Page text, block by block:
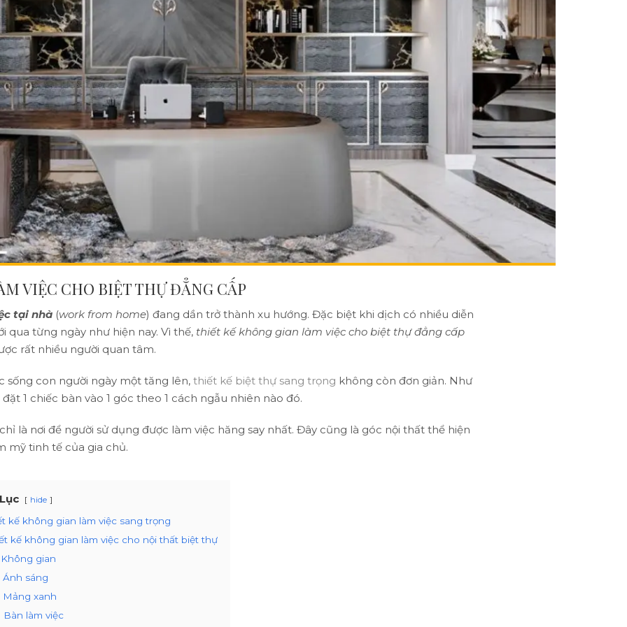
VIỆC CHO BIỆT THỰ ĐẲNG CẤP
tại nhà (work from home) đang dần trở thành xu hướng. Đặc biệt khi dịch có nhiều diễn
qua từng ngày như hiện nay. Vì thế, thiết kế không gian làm việc cho biệt thự đẳng cấp
rất nhiều người quan tâm.
sống con người ngày một tăng lên, thiết kế biệt thự sang trọng không còn đơn giản. Như
1 chiếc bàn vào 1 góc theo 1 cách ngẫu nhiên nào đó.
là nơi để người sử dụng được làm việc hăng say nhất. Đây cũng là góc nội thất thể hiện
mỹ tinh tế của gia chủ.
hide
kế không gian làm việc sang trọng
kế không gian làm việc cho nội thất biệt thự
Không gian
Ánh sáng
Mảng xanh
Bàn làm việc